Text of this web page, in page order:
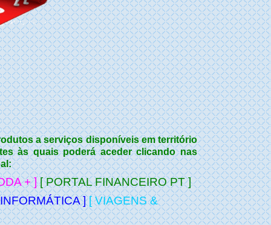
a serviços disponíveis em território
às quais poderá aceder clicando nas
+ ] [ PORTAL FINANCEIRO PT ]
][ VIAGENS &